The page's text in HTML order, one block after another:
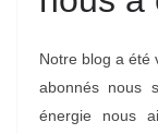
Notre blog a été
abonnés nous
énergie nous